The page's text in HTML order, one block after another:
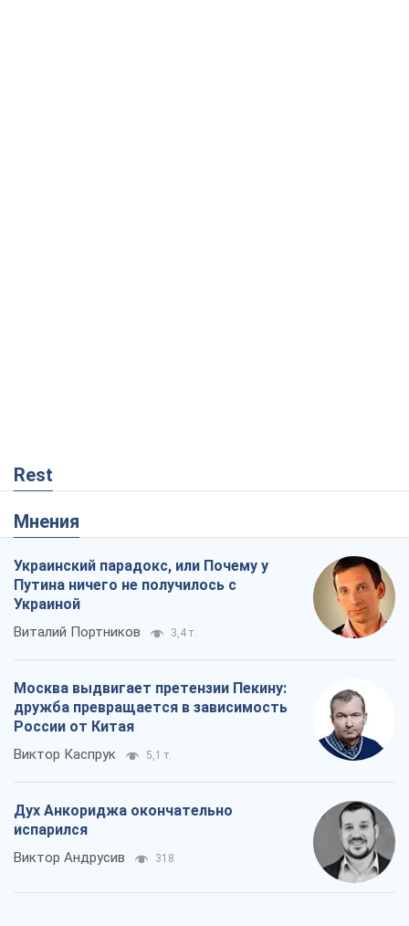
Rest
Мнения
Украинский парадокс, или Почему у
Путина ничего не получилось с
Украиной
Виталий Портников 3,4 т.
Москва выдвигает претензии Пекину:
дружба превращается в зависимость
России от Китая
Виктор Каспрук 5,1 т.
Дух Анкориджа окончательно
испарился
Виктор Андрусив 318